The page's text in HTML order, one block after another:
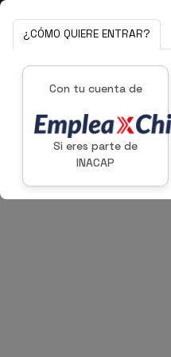
¿CÓMO QUIERE ENTRAR?
Con tu cuenta de
Si eres parte de
INACAP